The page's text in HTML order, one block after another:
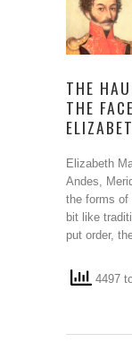
THE
THE
Elizabeth
Andes,
the forms of
bit like
put order,
4497